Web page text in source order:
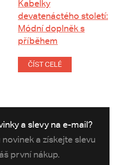
Kabelky
devatenáctého století:
Módní doplněk s
příběhem
ČÍST CELÉ
a slevy na e-mail?
a získejte slevu
první nákup.